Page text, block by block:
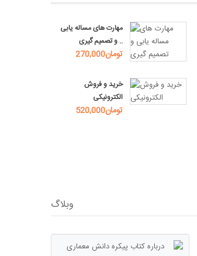
مهارت های مساله یابی
و تصمیم گیری ..
270,000تومان
خرید و فروش
الکترونیکی
520,000تومان
وبلاگ